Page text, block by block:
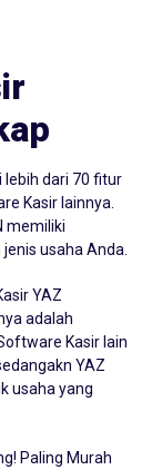
lebih dari 70 fitur
Kasir lainnya.
memiliki
usaha Anda.
YAZ
adalah
Kasir lain
YAZ
usaha yang
Paling Murah